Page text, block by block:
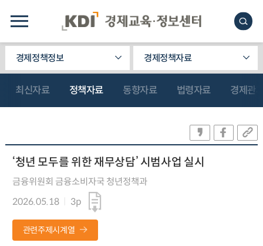
경제정책정보 경제정책자료
최신자료 정책자료 동향자료 법령자료 경제관
‘청년 모두를 위한 재무상담’ 시범사업 실시
금융위원회 금융소비자국 청년정책과
2026.05.18
3p
관련주제시계열